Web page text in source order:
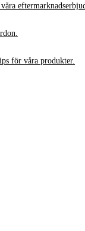
för våra produkter.